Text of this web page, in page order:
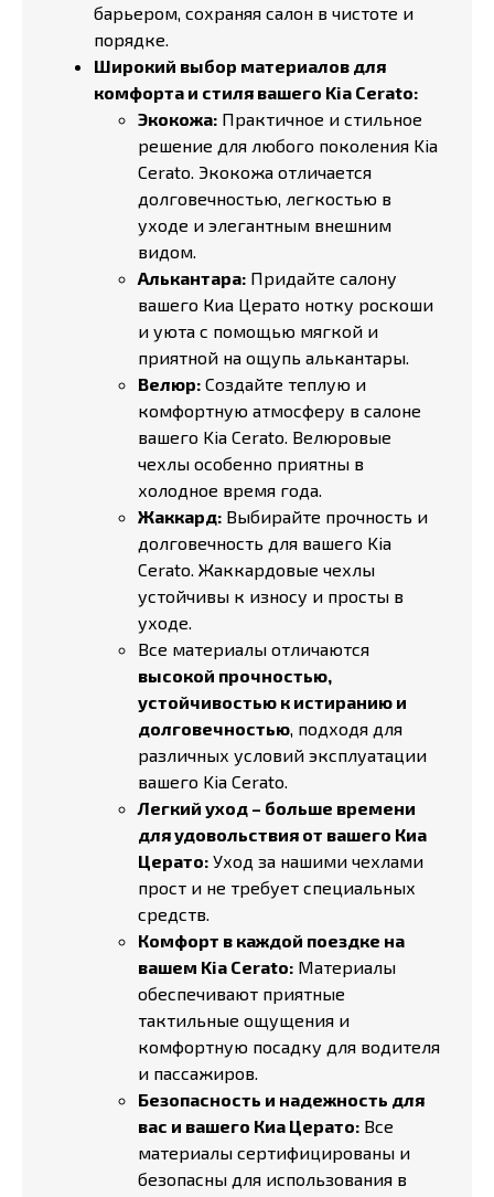
барьером, сохраняя салон в чистоте и
порядке.
Широкий выбор материалов для
комфорта и стиля вашего Kia Cerato:
Экокожа: Практичное и стильное
решение для любого поколения Kia
Cerato. Экокожа отличается
долговечностью, легкостью в
уходе и элегантным внешним
видом.
Алькантара: Придайте салону
вашего Киа Церато нотку роскоши
и уюта с помощью мягкой и
приятной на ощупь алькантары.
Велюр: Создайте теплую и
комфортную атмосферу в салоне
вашего Kia Cerato. Велюровые
чехлы особенно приятны в
холодное время года.
Жаккард: Выбирайте прочность и
долговечность для вашего Kia
Cerato. Жаккардовые чехлы
устойчивы к износу и просты в
уходе.
Все материалы отличаются
высокой прочностью,
устойчивостью к истиранию и
долговечностью, подходя для
различных условий эксплуатации
вашего Kia Cerato.
Легкий уход – больше времени
для удовольствия от вашего Киа
Церато: Уход за нашими чехлами
прост и не требует специальных
средств.
Комфорт в каждой поездке на
вашем Kia Cerato: Материалы
обеспечивают приятные
тактильные ощущения и
комфортную посадку для водителя
и пассажиров.
Безопасность и надежность для
вас и вашего Киа Церато: Все
материалы сертифицированы и
безопасны для использования в